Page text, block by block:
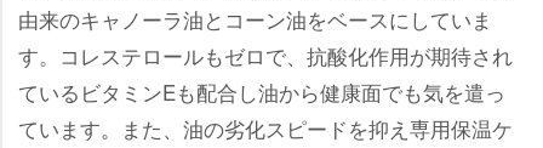
由来のキャノーラ油とコーン油をベースにしていま
す。コレステロールもゼロで、抗酸化作用が期待され
ているビタミンEも配合し油から健康面でも気を遣っ
ています。また、油の劣化スピードを抑え専用保温ケ